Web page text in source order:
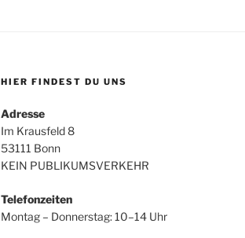
HIER FINDEST DU UNS
Adresse
Im Krausfeld 8
53111 Bonn
KEIN PUBLIKUMSVERKEHR
Telefonzeiten
Montag – Donnerstag: 10–14 Uhr